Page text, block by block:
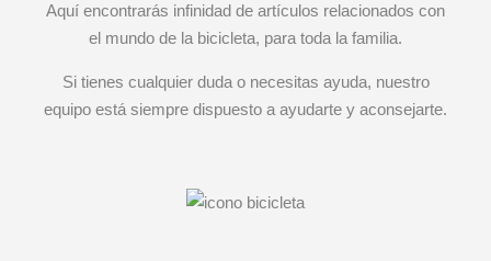
Aquí encontrarás infinidad de artículos relacionados con
el mundo de la bicicleta, para toda la familia.
Si tienes cualquier duda o necesitas ayuda, nuestro
equipo está siempre dispuesto a ayudarte y aconsejarte.